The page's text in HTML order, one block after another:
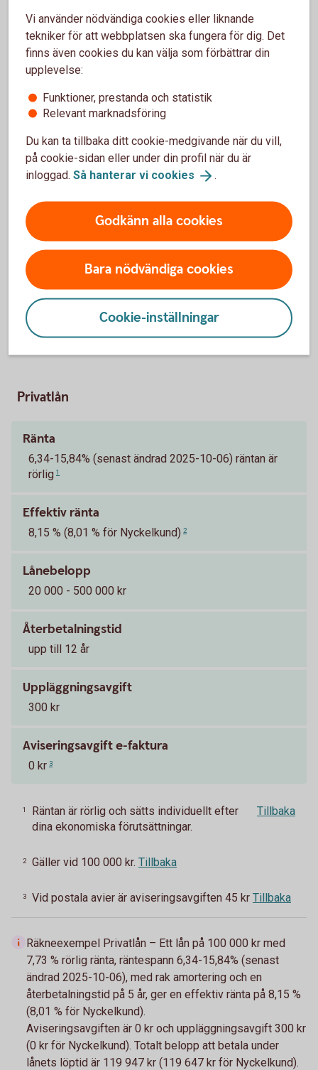
När får jag mina pengar?
Om du har ansökt digitalt och din ansökan har blivit
godkänd, får du pengarna direkt insatta på ditt konto under
vardagar före kl. 18:00.
Kan jag höja mitt befintliga lån?
Du kan göra det genom att ansöka om ett nytt lån och välja
att lösa in dina befintliga lån och krediter.
Höja bolån? Ring 0176-770 00
Hitta ditt
bankkontor
Pris och ränta Privatlån
Privatlån
Ränta
6,34-15,84% (senast ändrad 2025-10-06) räntan är
rörlig 1
Effektiv ränta
8,15 % (8,01 % för Nyckelkund) 2
Lånebelopp
20 000 - 500 000 kr
Återbetalningstid
upp till 12 år
Uppläggningsavgift
300 kr
Aviseringsavgift e-faktura
0 kr 3
1
Räntan är rörlig och sätts individuellt efter
dina ekonomiska förutsättningar.
Tillbaka
2 Gäller vid 100 000 kr. Tillbaka
3 Vid postala avier är aviseringsavgiften 45 kr Tillbaka
Räkneexempel Privatlån – Ett lån på 100 000 kr med
7,73 % rörlig ränta, räntespann 6,34-15,84% (senast
ändrad 2025-10-06), med rak amortering och en
återbetalningstid på 5 år, ger en effektiv ränta på 8,15 %
(8,01 % för Nyckelkund).
Aviseringsavgiften är 0 kr och uppläggningsavgift 300 kr
(0 kr för Nyckelkund). Totalt belopp att betala under
lånets löptid är 119 947 kr (119 647 kr för Nyckelkund).
Vi använder nödvändiga cookies eller liknande
tekniker för att webbplatsen ska fungera för dig. Det
finns även cookies du kan välja som förbättrar din
upplevelse:
Funktioner, prestanda och statistik
Relevant marknadsföring
Du kan ta tillbaka ditt cookie-medgivande när du vill,
på cookie-sidan eller under din profil när du är
inloggad. Så hanterar vi cookies .
Godkänn alla cookies
Bara nödvändiga cookies
Cookie-inställningar